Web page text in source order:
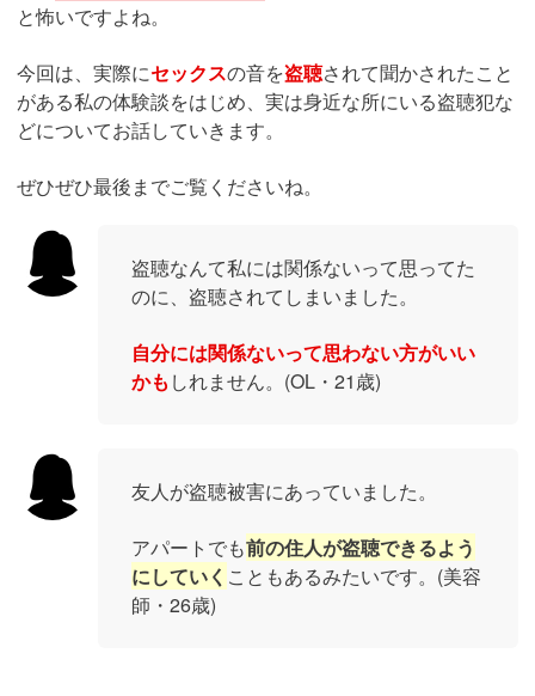
と怖いですよね。
今回は、実際にセックスの音を盗聴されて聞かされたこと
がある私の体験談をはじめ、実は身近な所にいる盗聴犯な
どについてお話していきます。
ぜひぜひ最後までご覧くださいね。
盗聴なんて私には関係ないって思ってた
のに、盗聴されてしまいました。
自分には関係ないって思わない方がいい
かも しれません。(OL・21歳)
友人が盗聴被害にあっていました。
アパートでも前の住人が盗聴できるよう
にしていく こともあるみたいです。(美容
師・26歳)